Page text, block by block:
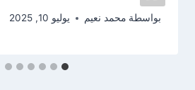
بواسطة محمد نعيم يوليو 10, 2025